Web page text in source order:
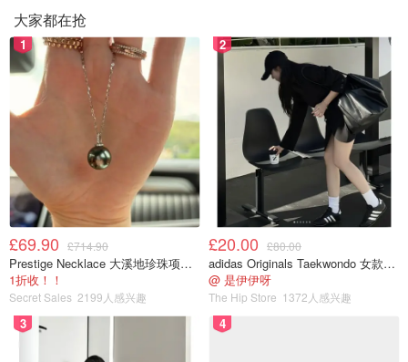
规定。
根据民法典婚姻家庭编的解释，同居期间所得的财产，以
“个人所有”为原则，但共同出资或经营收益需按贡献比例分
配，兼顾公平。
最高人民法院民一庭庭长陈宜芳曾解释：“在没有约定的情
况下，是按照‘自己的财产归自己所有’的原则，比如说双方
都有工资，各自的工资归各自所有。”
然而，在共同生活过程中，双方可能会因共同出资购置财
产、共同生产经营投资等情况导致财产无法清晰区分。在这
种情况下，出资比例为首要考虑因素，在此基础上，综合考
虑共同生活情况、有无共同子女、对财产的贡献大小等事实
进行分割。
大家都在抢
1
£69.90 £714.90
Prestige Necklace 大溪地珍珠项链 10-11mm
1折收！！
Secret Sales 2199人感兴趣
2
£20.00 £80.00
adidas Originals Taekwondo 女款黑色运动鞋
@ 是伊伊呀
The Hip Store 1372人感兴趣
3 4